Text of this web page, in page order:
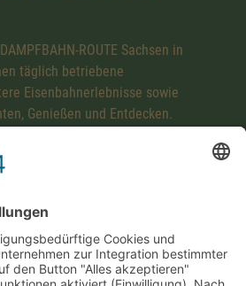
ROUTE Sachsen in
täglich betriebene
Eisenbahnerlebnisse sowie
Genießen und Entdecken.